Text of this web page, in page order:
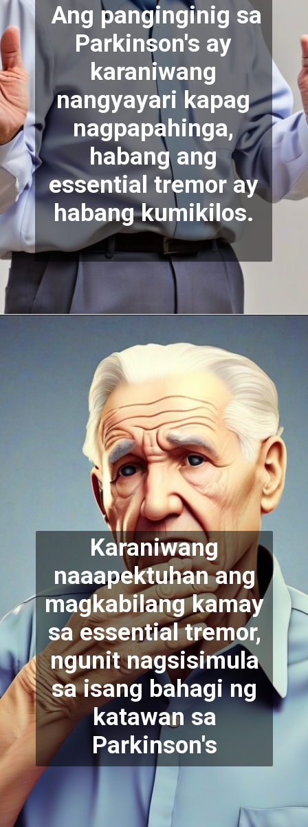
Ang panginginig sa
Parkinson's ay
karaniwang
nangyayari kapag
nagpapahinga,
habang ang
essential tremor ay
habang kumikilos.
Karaniwang
naaapektuhan ang
magkabilang kamay
sa essential tremor,
ngunit nagsisimula
sa isang bahagi ng
katawan sa
Parkinson's